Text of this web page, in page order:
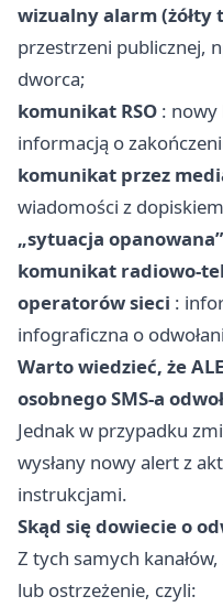
wizualny alarm (żółty
przestrzeni publicznej,
dworca;
komunikat RSO : nowy
informacją o
komunikat przez
wiadomości z dopiskiem
„sytuacja opanowana”
komunikat radiowo-
operatorów sieci :
infograficzna o
Warto wiedzieć, że
osobnego SMS-a
Jednak w przypadku
wysłany nowy alert z
instrukcjami.
Skąd się dowiecie o
Z tych samych
lub ostrzeżenie, czyli: